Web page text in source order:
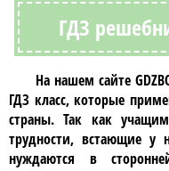
ГДЗ
На нашем сайте
ГДЗ класс, которые
страны. Так как
трудности, встающие у
нуждаются в